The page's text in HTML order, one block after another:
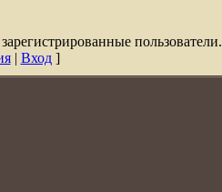
пользователи.
| Вход]